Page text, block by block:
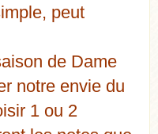
peut
de Dame
notre envie du
1 ou 2